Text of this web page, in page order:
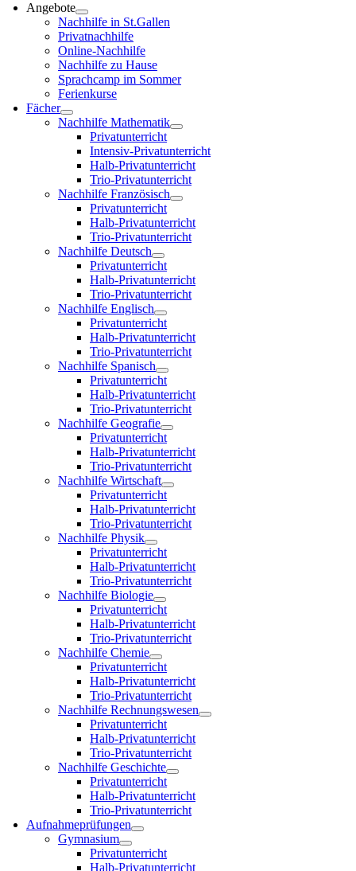
Angebote
Nachhilfe in St.Gallen
Privatnachhilfe
Online-Nachhilfe
Nachhilfe zu Hause
Sprachcamp im Sommer
Ferienkurse
Fächer
Nachhilfe Mathematik
Privatunterricht
Intensiv-Privatunterricht
Halb-Privatunterricht
Trio-Privatunterricht
Nachhilfe Französisch
Privatunterricht
Halb-Privatunterricht
Trio-Privatunterricht
Nachhilfe Deutsch
Privatunterricht
Halb-Privatunterricht
Trio-Privatunterricht
Nachhilfe Englisch
Privatunterricht
Halb-Privatunterricht
Trio-Privatunterricht
Nachhilfe Spanisch
Privatunterricht
Halb-Privatunterricht
Trio-Privatunterricht
Nachhilfe Geografie
Privatunterricht
Halb-Privatunterricht
Trio-Privatunterricht
Nachhilfe Wirtschaft
Privatunterricht
Halb-Privatunterricht
Trio-Privatunterricht
Nachhilfe Physik
Privatunterricht
Halb-Privatunterricht
Trio-Privatunterricht
Nachhilfe Biologie
Privatunterricht
Halb-Privatunterricht
Trio-Privatunterricht
Nachhilfe Chemie
Privatunterricht
Halb-Privatunterricht
Trio-Privatunterricht
Nachhilfe Rechnungswesen
Privatunterricht
Halb-Privatunterricht
Trio-Privatunterricht
Nachhilfe Geschichte
Privatunterricht
Halb-Privatunterricht
Trio-Privatunterricht
Aufnahmeprüfungen
Gymnasium
Privatunterricht
Halb-Privatunterricht